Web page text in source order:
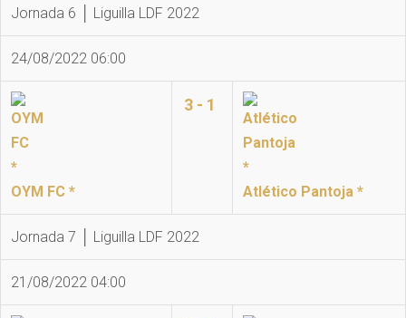
Jornada 6 │ Liguilla LDF 2022
24/08/2022 06:00
OYM FC *
3 - 1
Atlético Pantoja *
Jornada 7 │ Liguilla LDF 2022
21/08/2022 04:00